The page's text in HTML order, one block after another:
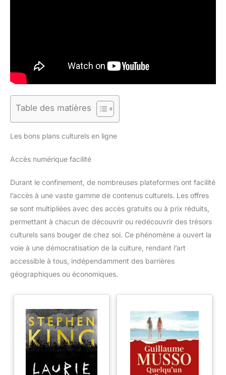
Table des matières
Les bons plans culturels en ligne
Accès numérique facilité
Durant le confinement, de nombreuses plateformes ont facilité
l’accès à une vaste gamme de contenus culturels. Les offres
se sont multipliées avec des accès gratuits ou à prix réduits,
permettant à chacun de découvrir ou redécouvrir des trésors
culturels sans bouger de chez soi. Ce phénomène a ouvert la
voie à une démocratisation de la culture, rendant l’art
accessible à tous, indépendamment des barrières
géographiques ou économiques.